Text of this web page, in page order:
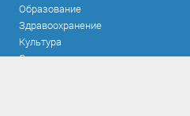
Образование
Здравоохранение
Культура
Спорт